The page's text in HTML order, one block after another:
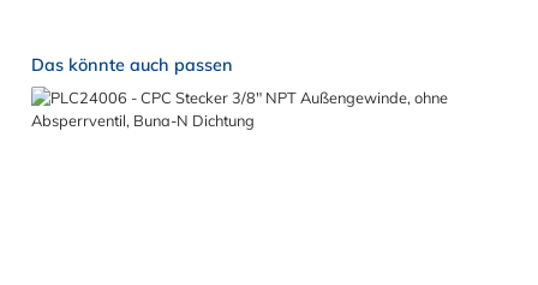
Produktgalerie überspringen
Das könnte auch passen